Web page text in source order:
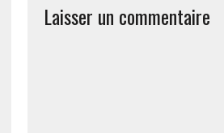
Laisser un commentaire